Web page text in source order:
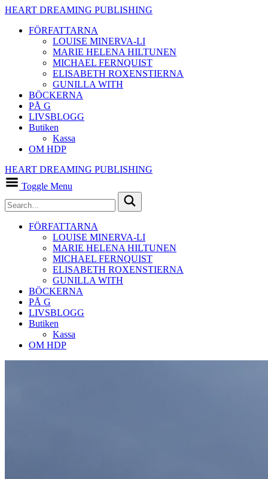
HEART DREAMING PUBLISHING
FÖRFATTARNA
LOUISE MINERVA-LI
MARIE HELENA HILTUNEN
MICHAEL FERNQUIST
ELISABETH ROXENSTIERNA
GUNILLA WITH
BÖCKERNA
PÅ G
LIVSBLOGG
Butiken
Kassa
OM HDP
HEART DREAMING PUBLISHING
Toggle Menu
FÖRFATTARNA
LOUISE MINERVA-LI
MARIE HELENA HILTUNEN
MICHAEL FERNQUIST
ELISABETH ROXENSTIERNA
GUNILLA WITH
BÖCKERNA
PÅ G
LIVSBLOGG
Butiken
Kassa
OM HDP